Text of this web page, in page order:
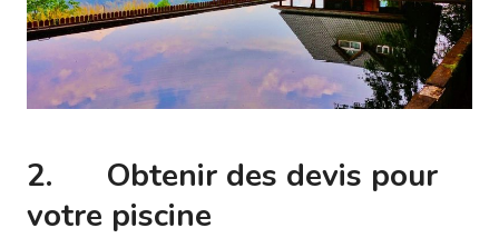
2. Obtenir des devis pour
votre piscine